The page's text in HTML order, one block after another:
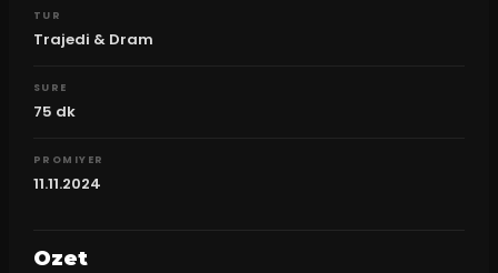
TUR
Trajedi & Dram
SURE
75 dk
PROMIYER
11.11.2024
Ozet